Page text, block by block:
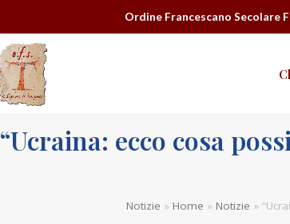
Ordine Francescano Secolare
“Ucraina: ecco cosa
Notizie » Home » Notizie »